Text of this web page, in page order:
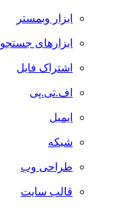
ابزار وبمستر
ابزارهای جستجو
اشتراک فایل
اف.تی.پی
ایمیل
شبکه
طراحی وب
قالب سایت